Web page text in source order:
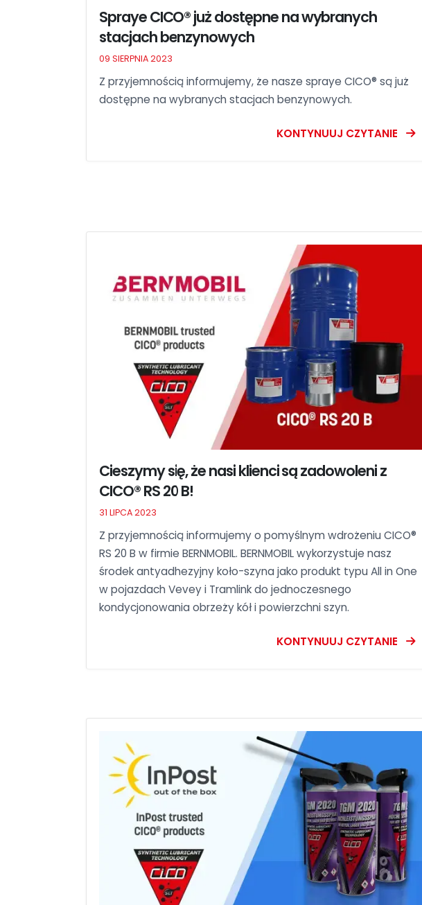
Spraye CICO® już dostępne na wybranych
stacjach benzynowych
09 SIERPNIA 2023
Z przyjemnością informujemy, że nasze spraye CICO® są już
dostępne na wybranych stacjach benzynowych.
KONTYNUUJ CZYTANIE
Cieszymy się, że nasi klienci są zadowoleni z
CICO® RS 20 B!
31 LIPCA 2023
Z przyjemnością informujemy o pomyślnym wdrożeniu CICO®
RS 20 B w firmie BERNMOBIL. BERNMOBIL wykorzystuje nasz
środek antyadhezyjny koło-szyna jako produkt typu All in One
w pojazdach Vevey i Tramlink do jednoczesnego
kondycjonowania obrzeży kół i powierzchni szyn.
KONTYNUUJ CZYTANIE